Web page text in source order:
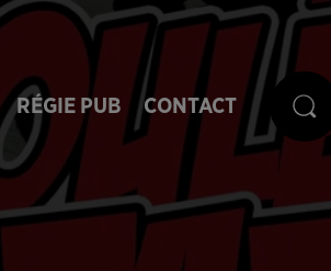
RÉGIE PUB CONTACT